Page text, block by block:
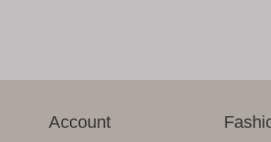
Account